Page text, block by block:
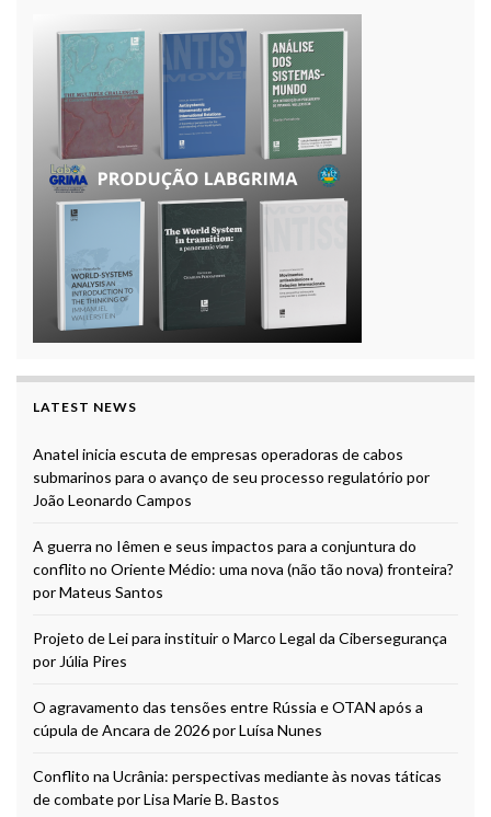
LATEST NEWS
Anatel inicia escuta de empresas operadoras de cabos
submarinos para o avanço de seu processo regulatório por
João Leonardo Campos
A guerra no Iêmen e seus impactos para a conjuntura do
conflito no Oriente Médio: uma nova (não tão nova) fronteira?
por Mateus Santos
Projeto de Lei para instituir o Marco Legal da Cibersegurança
por Júlia Pires
O agravamento das tensões entre Rússia e OTAN após a
cúpula de Ancara de 2026 por Luísa Nunes
Conflito na Ucrânia: perspectivas mediante às novas táticas
de combate por Lisa Marie B. Bastos